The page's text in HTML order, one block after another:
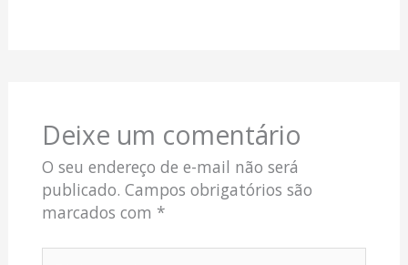
Deixe um comentário
O seu endereço de e-mail não será
publicado. Campos obrigatórios são
marcados com *